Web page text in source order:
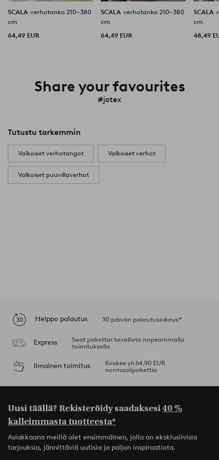
SCALA verhotanko 210–380
cm
64,49 EUR
SCALA verhotanko 210–380
cm
64,49 EUR
SCALA
cm
48,49
Share your favourites
#jotex
Tutustu tarkemmin
Valkoiset verhotangot Valkoiset verhot
Valkoiset puuvillaverhot
Helppo palautus 30 päivän palautusoikeus*
Express
Saat pakettisi tavallista nopeammalla
toimituksella
Ilmainen toimitus
Koskee yli 64,90 EUR
normaalipakettia
Uusi täällä? Rekisteröidy saadaksesi40 %
kalleimmasta tuotteesta*
Asiakkaana meillä olet ensimmäinen, jolla on eksklusiivisia
tarjouksia, jännittäviä uutisia ja paljon inspiraatiota.